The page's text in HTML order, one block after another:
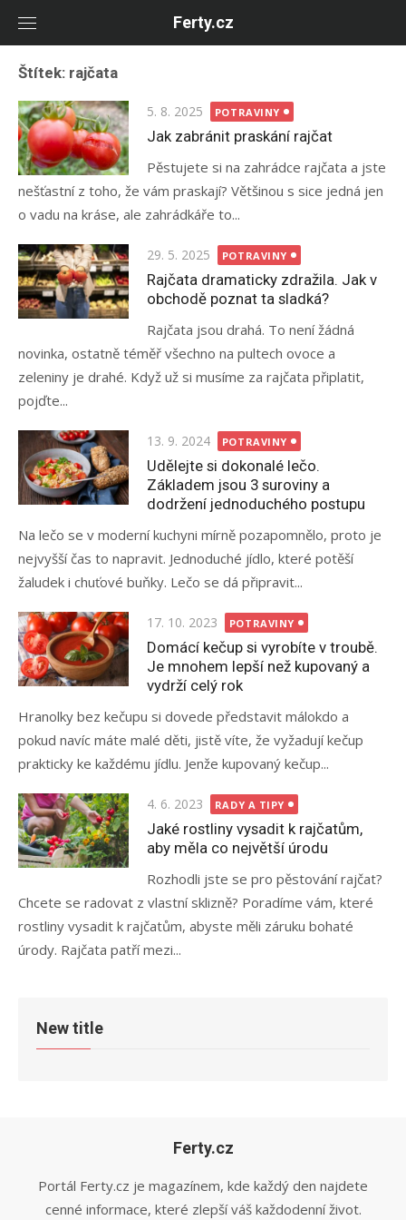
Ferty.cz
Štítek: rajčata
Posted
on
5. 8. 2025 POTRAVINY
Jak zabránit praskání rajčat
Pěstujete si na zahrádce rajčata a jste
nešťastní z toho, že vám praskají? Většinou s sice jedná jen
o vadu na kráse, ale zahrádkáře to...
Posted
on
29. 5. 2025 POTRAVINY
Rajčata dramaticky zdražila. Jak v
obchodě poznat ta sladká?
Rajčata jsou drahá. To není žádná
novinka, ostatně téměř všechno na pultech ovoce a
zeleniny je drahé. Když už si musíme za rajčata připlatit,
pojďte...
Posted
on
13. 9. 2024 POTRAVINY
Udělejte si dokonalé lečo.
Základem jsou 3 suroviny a
dodržení jednoduchého postupu
Na lečo se v moderní kuchyni mírně pozapomnělo, proto je
nejvyšší čas to napravit. Jednoduché jídlo, které potěší
žaludek i chuťové buňky. Lečo se dá připravit...
Posted
on
17. 10. 2023 POTRAVINY
Domácí kečup si vyrobíte v troubě.
Je mnohem lepší než kupovaný a
vydrží celý rok
Hranolky bez kečupu si dovede představit málokdo a
pokud navíc máte malé děti, jistě víte, že vyžadují kečup
prakticky ke každému jídlu. Jenže kupovaný kečup...
Posted
on
4. 6. 2023 RADY A TIPY
Jaké rostliny vysadit k rajčatům,
aby měla co největší úrodu
Rozhodli jste se pro pěstování rajčat?
Chcete se radovat z vlastní sklizně? Poradíme vám, které
rostliny vysadit k rajčatům, abyste měli záruku bohaté
úrody. Rajčata patří mezi...
New title
Ferty.cz
Portál Ferty.cz je magazínem, kde každý den najdete
cenné informace, které zlepší váš každodenní život.